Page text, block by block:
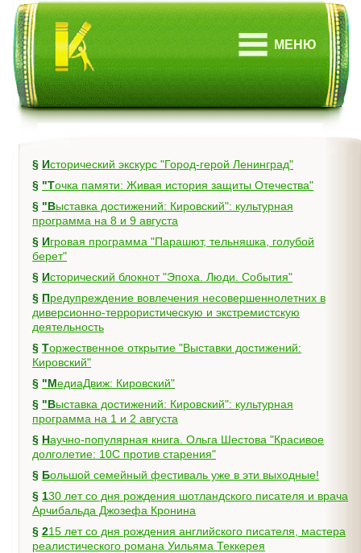
МЕНЮ
§
Исторический экскурс "Город-герой Ленинград"
§
"Точка памяти: Живая история защиты Отечества"
§ "Выставка достижений: Кировский": культурная
программа на 8 и 9 августа
§ Игровая программа "Парашют, тельняшка, голубой
берет"
§
Исторический блокнот "Эпоха. Люди. События"
§ Предупреждение вовлечения несовершеннолетних в
диверсионно-террористическую и экстремистскую
деятельность
§ Торжественное открытие "Выставки достижений:
Кировский"
§
"МедиаДвиж: Кировский"
§ "Выставка достижений: Кировский": культурная
программа на 1 и 2 августа
§ Научно-популярная книга. Ольга Шестова "Красивое
долголетие: 10C против старения"
§
Большой семейный фестиваль уже в эти выходные!
§ 130 лет со дня рождения шотландского писателя и врача
Арчибальда Джозефа Кронина
§ 215 лет со дня рождения английского писателя, мастера
реалистического романа Уильяма Теккерея